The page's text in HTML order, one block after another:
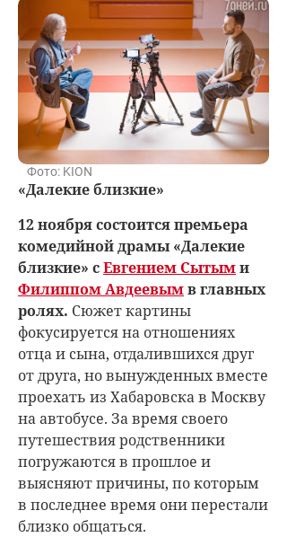
Фото: KION
«Далекие близкие»
12 ноября состоится премьера
комедийной драмы «Далекие
близкие» сЕвгением Сытыми
Филиппом Авдеевымв главных
ролях. Сюжет картины
фокусируется на отношениях
отца и сына, отдалившихся друг
от друга, но вынужденных вместе
проехать из Хабаровска в Москву
на автобусе. За время своего
путешествия родственники
погружаются в прошлое и
выясняют причины, по которым
в последнее время они перестали
близко общаться.